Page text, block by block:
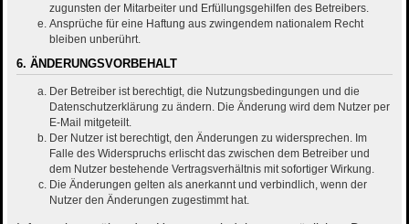
zugunsten der Mitarbeiter und Erfüllungsgehilfen des Betreibers.
Ansprüche für eine Haftung aus zwingendem nationalem Recht
bleiben unberührt.
6. ÄNDERUNGSVORBEHALT
Der Betreiber ist berechtigt, die Nutzungsbedingungen und die
Datenschutzerklärung zu ändern. Die Änderung wird dem Nutzer per
E-Mail mitgeteilt.
Der Nutzer ist berechtigt, den Änderungen zu widersprechen. Im
Falle des Widerspruchs erlischt das zwischen dem Betreiber und
dem Nutzer bestehende Vertragsverhältnis mit sofortiger Wirkung.
Die Änderungen gelten als anerkannt und verbindlich, wenn der
Nutzer den Änderungen zugestimmt hat.